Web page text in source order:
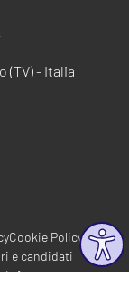
(TV) - Italia
Cookie Policy
e candidati
Info